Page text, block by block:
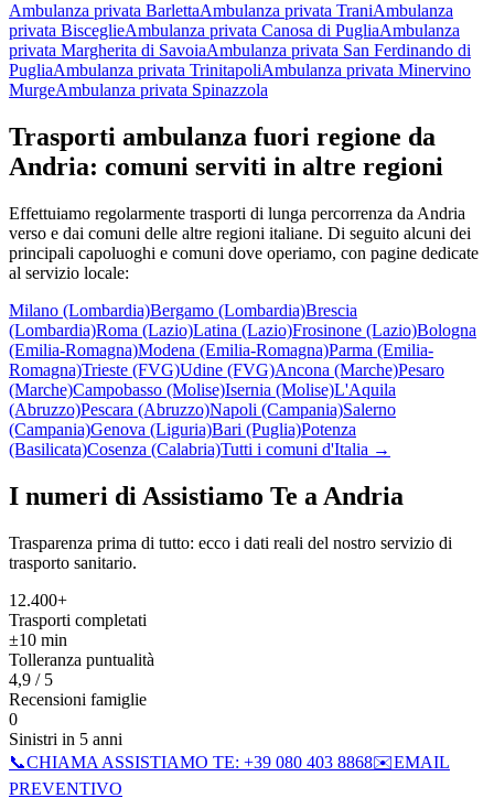
Ambulanza privata BarlettaAmbulanza privata TraniAmbulanza
privata BisceglieAmbulanza privata Canosa di PugliaAmbulanza
privata Margherita di SavoiaAmbulanza privata San Ferdinando di
PugliaAmbulanza privata TrinitapoliAmbulanza privata Minervino
MurgeAmbulanza privata Spinazzola
Trasporti ambulanza fuori regione da
Andria: comuni serviti in altre regioni
Effettuiamo regolarmente trasporti di lunga percorrenza da Andria
verso e dai comuni delle altre regioni italiane. Di seguito alcuni dei
principali capoluoghi e comuni dove operiamo, con pagine dedicate
al servizio locale:
Milano (Lombardia)Bergamo (Lombardia)Brescia
(Lombardia)Roma (Lazio)Latina (Lazio)Frosinone (Lazio)Bologna
(Emilia-Romagna)Modena (Emilia-Romagna)Parma (Emilia-
Romagna)Trieste (FVG)Udine (FVG)Ancona (Marche)Pesaro
(Marche)Campobasso (Molise)Isernia (Molise)L'Aquila
(Abruzzo)Pescara (Abruzzo)Napoli (Campania)Salerno
(Campania)Genova (Liguria)Bari (Puglia)Potenza
(Basilicata)Cosenza (Calabria)Tutti i comuni d'Italia →
I numeri di Assistiamo Te a Andria
Trasparenza prima di tutto: ecco i dati reali del nostro servizio di
trasporto sanitario.
12.400+
Trasporti completati
±10 min
Tolleranza puntualità
4,9 / 5
Recensioni famiglie
0
Sinistri in 5 anni
📞CHIAMA ASSISTIAMO TE: +39 080 403 8868✉️EMAIL
PREVENTIVO